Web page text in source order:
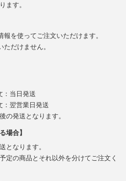
ます。
を使ってご注文いただけます。
だけません。
：当日発送
：翌営業日発送
の発送となります。
場合】
となります。
定の商品とそれ以外を分けてご注文く